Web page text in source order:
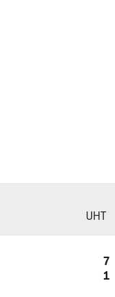
UHT
7
1